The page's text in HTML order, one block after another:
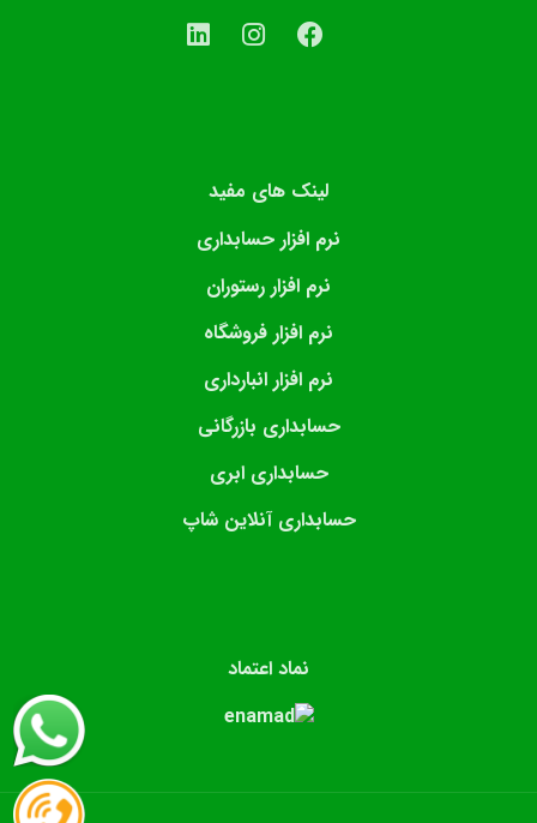
لینک های مفید
نرم افزار حسابداری
نرم افزار رستوران
نرم افزار فروشگاه
نرم افزار انبارداری
حسابداری بازرگانی
حسابداری ابری
حسابداری آنلاین شاپ
نماد اعتماد